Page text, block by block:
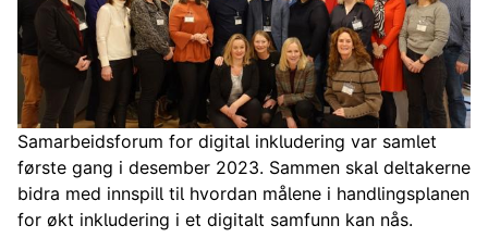
Samarbeidsforum for digital inkludering var samlet
første gang i desember 2023. Sammen skal deltakerne
bidra med innspill til hvordan målene i handlingsplanen
for økt inkludering i et digitalt samfunn kan nås.